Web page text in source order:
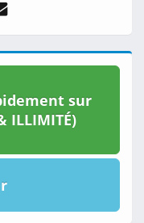
sur
ILLIMITÉ)